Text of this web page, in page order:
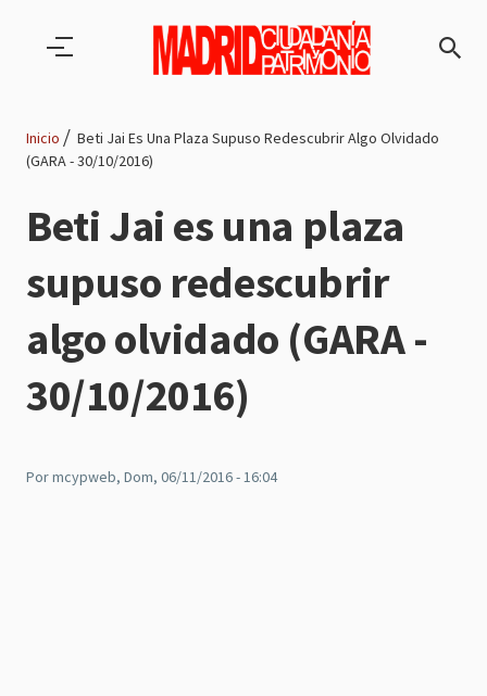
de
navegación
Inicio
Beti Jai Es Una Plaza Supuso Redescubrir Algo Olvidado
(GARA - 30/10/2016)
Beti Jai es una plaza
supuso redescubrir
algo olvidado (GARA -
30/10/2016)
Pormcypweb, Dom, 06/11/2016 - 16:04